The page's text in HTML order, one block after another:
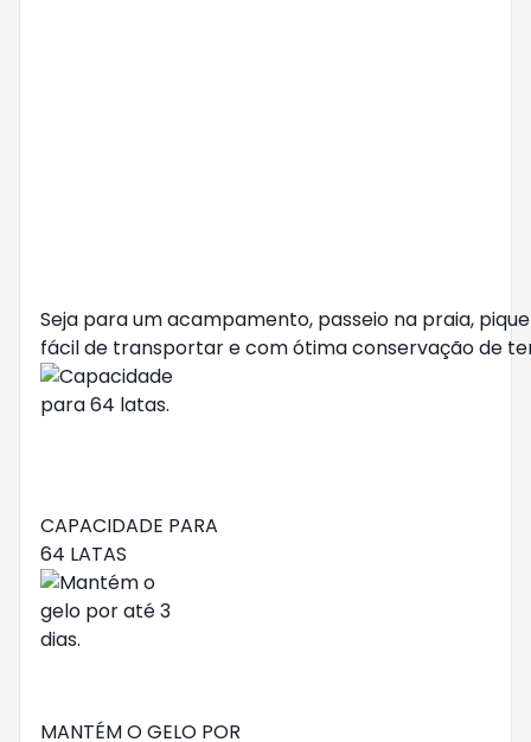
Seja para um acampamento, passeio na praia,
fácil de transportar e com ótima conservação de
CAPACIDADE PARA
64 LATAS
MANTÉM O GELO POR